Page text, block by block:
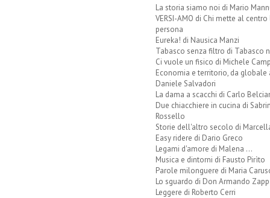
La storia siamo noi di Mario
VERSI-AMO di Chi mette al centro
persona
Eureka! di Nausica Manzi
Tabasco senza filtro di Tabasco
Ci vuole un fisico di Michele
Economia e territorio, da globale
Daniele Salvadori
La dama a scacchi di Carlo
Due chiacchiere in cucina di
Rossello
Storie dell'altro secolo di
Easy ridere di Dario Greco
Legami d'amore di Malena ...
Musica e dintorni di Fausto Pirìto
Parole milonguere di Maria
Lo sguardo di Don Armando
Leggere di Roberto Cerri